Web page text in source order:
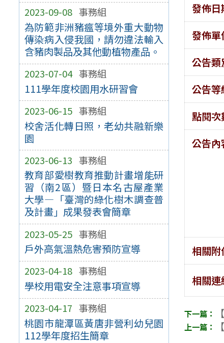
2023-09-08 事務組
為防範非洲豬瘟等境外重大動物
傳染病入侵我國，請勿違法輸入
含豬肉製品及其他動植物產品。
2023-07-04 事務組
111學年度校園用水研習會
2023-06-15 事務組
校舍活化轉日照，老幼共融新樂
園
2023-06-13 事務組
教育部愛樹教育推動計畫增能研
習（南2區）暨日本名古屋產業
大學—「臺灣的綠化樹木調查普
及計畫」成果發表會簡章
2023-05-25 事務組
戶外高氣溫熱危害預防宣導
2023-04-18 事務組
學校用電安全注意事項宣導
2023-04-17 事務組
桃園市龍潭區黃唐非營利幼兒園
112學年度招生簡章
發佈日
發佈單
公告類
公告等
點閱次
公告內
相關附
相關連